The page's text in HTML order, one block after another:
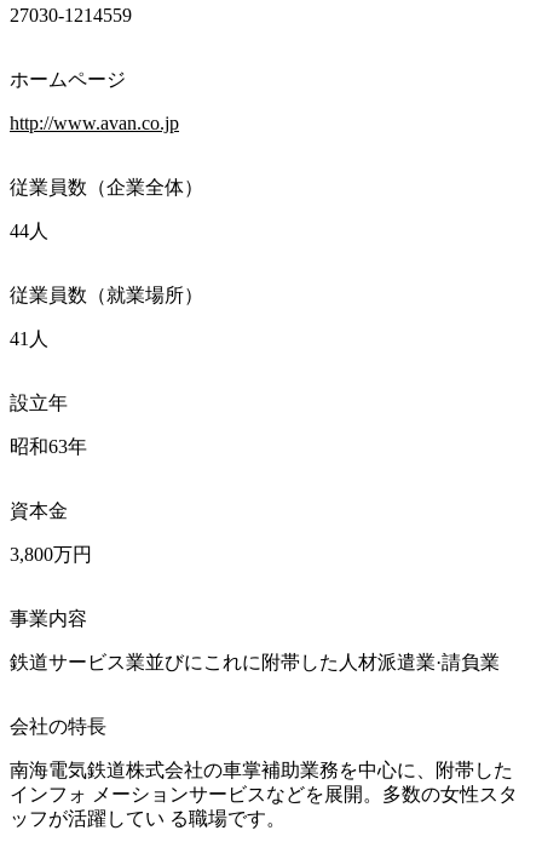
27030-1214559
ホームページ
http://www.avan.co.jp
従業員数（企業全体）
44人
従業員数（就業場所）
41人
設立年
昭和63年
資本金
3,800万円
事業内容
鉄道サービス業並びにこれに附帯した人材派遣業·請負業
会社の特長
南海電気鉄道株式会社の車掌補助業務を中心に、附帯した
インフォ メーションサービスなどを展開。多数の女性スタ
ッフが活躍してい る職場です。